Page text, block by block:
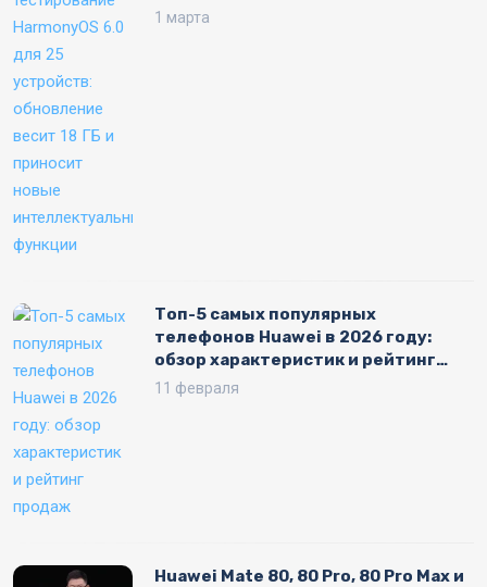
новые интеллектуальные функции
1 марта
Топ-5 самых популярных
телефонов Huawei в 2026 году:
обзор характеристик и рейтинг
продаж
11 февраля
Huawei Mate 80, 80 Pro, 80 Pro Max и